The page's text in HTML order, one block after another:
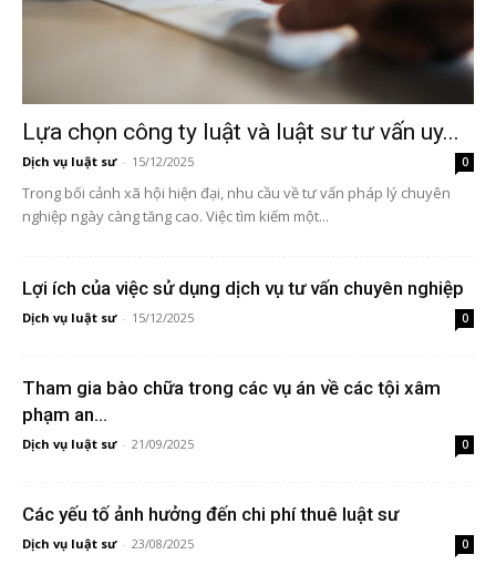
Lựa chọn công ty luật và luật sư tư vấn uy...
Dịch vụ luật sư - 15/12/2025 0
Trong bối cảnh xã hội hiện đại, nhu cầu về tư vấn pháp lý chuyên
nghiệp ngày càng tăng cao. Việc tìm kiếm một...
Lợi ích của việc sử dụng dịch vụ tư vấn chuyên nghiệp
Dịch vụ luật sư - 15/12/2025 0
Tham gia bào chữa trong các vụ án về các tội xâm
phạm an...
Dịch vụ luật sư - 21/09/2025 0
Các yếu tố ảnh hưởng đến chi phí thuê luật sư
Dịch vụ luật sư - 23/08/2025 0